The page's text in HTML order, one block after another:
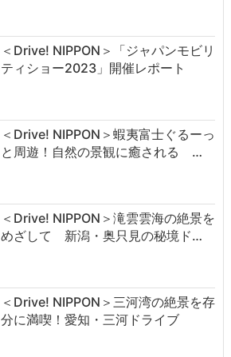
＜Drive! NIPPON＞「ジャパンモビリ
ティショー2023」開催レポート
＜Drive! NIPPON＞蝦夷富士ぐるーっ
と周遊！自然の景観に癒される …
＜Drive! NIPPON＞滝雲雲海の絶景を
めざして 新潟・奥只見の秘境ド…
＜Drive! NIPPON＞三河湾の絶景を存
分に満喫！愛知・三河ドライブ